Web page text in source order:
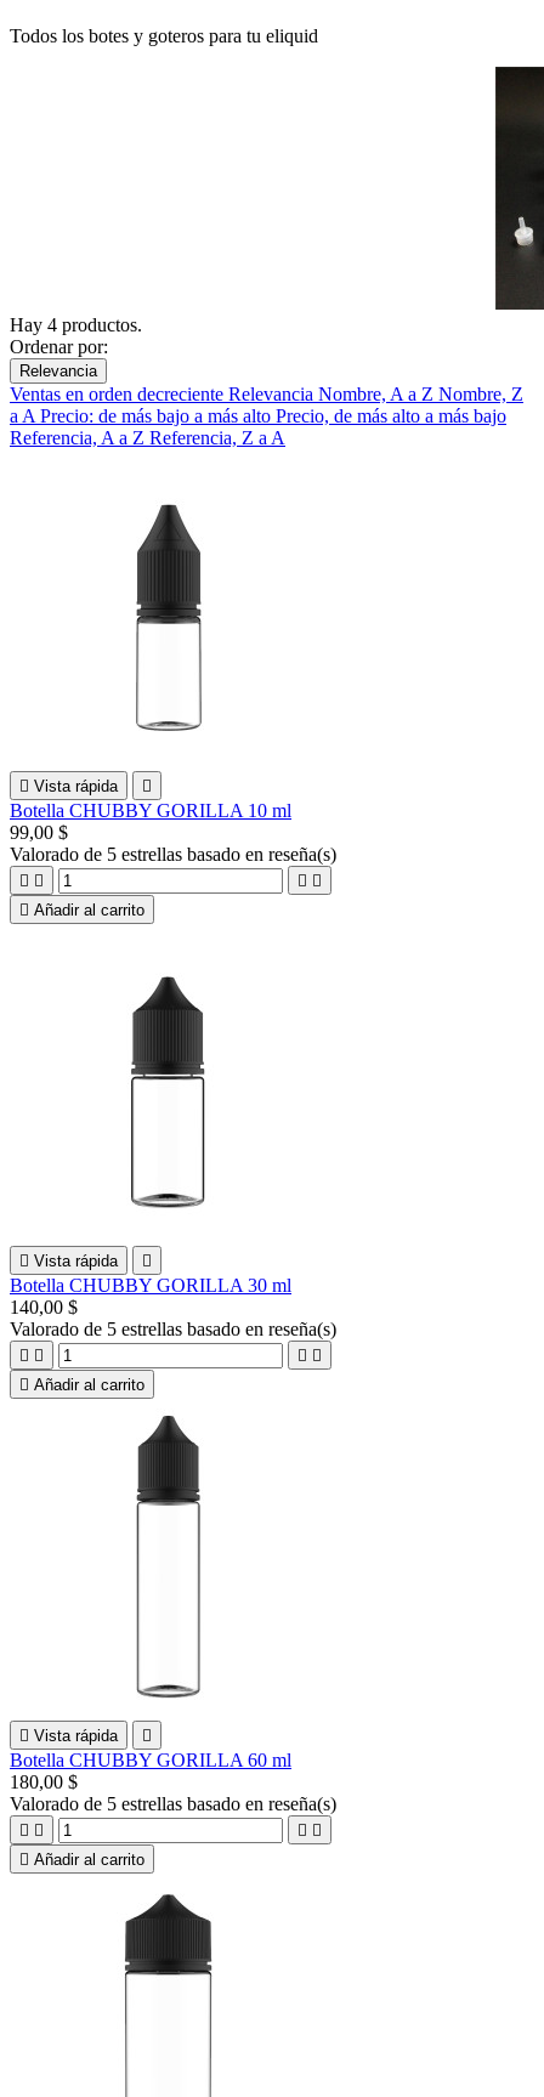
Todos los botes y goteros para tu eliquid
Hay 4 productos.
Ordenar por:
Relevancia
Ventas en orden decreciente Relevancia Nombre, A a Z Nombre, Z
a A Precio: de más bajo a más alto Precio, de más alto a más bajo
Referencia, A a Z Referencia, Z a A
 Vista rápida 
Botella CHUBBY GORILLA 10 ml
99,00 $
Valorado de 5 estrellas basado en reseña(s)
   
 Añadir al carrito
 Vista rápida 
Botella CHUBBY GORILLA 30 ml
140,00 $
Valorado de 5 estrellas basado en reseña(s)
   
 Añadir al carrito
 Vista rápida 
Botella CHUBBY GORILLA 60 ml
180,00 $
Valorado de 5 estrellas basado en reseña(s)
   
 Añadir al carrito